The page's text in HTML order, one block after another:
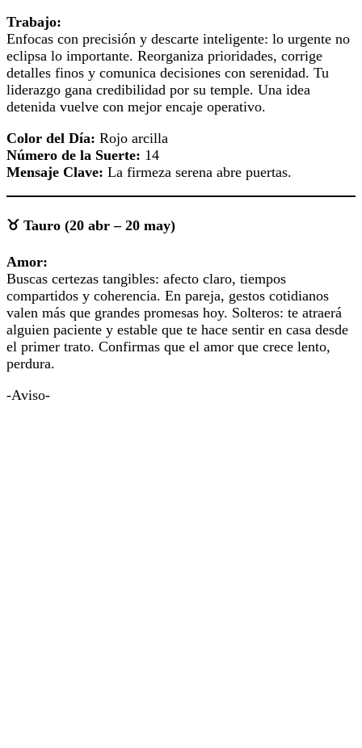
Trabajo:
Enfocas con precisión y descarte inteligente: lo urgente no
eclipsa lo importante. Reorganiza prioridades, corrige
detalles finos y comunica decisiones con serenidad. Tu
liderazgo gana credibilidad por su temple. Una idea
detenida vuelve con mejor encaje operativo.
Color del Día: Rojo arcilla
Número de la Suerte: 14
Mensaje Clave: La firmeza serena abre puertas.
♉ Tauro (20 abr – 20 may)
Amor:
Buscas certezas tangibles: afecto claro, tiempos
compartidos y coherencia. En pareja, gestos cotidianos
valen más que grandes promesas hoy. Solteros: te atraerá
alguien paciente y estable que te hace sentir en casa desde
el primer trato. Confirmas que el amor que crece lento,
perdura.
-Aviso-